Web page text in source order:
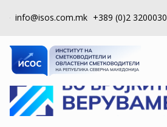
info@isos.com.mk +389 (0)2 3200030
ЗА
НАС
РЕГИСТРИ